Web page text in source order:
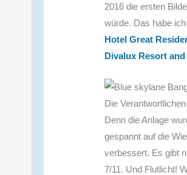
2016 die ersten
würde. Das habe
Hotel Great
Divalux Resort and
Die
Denn die Anlage
gespannt auf die
verbessert. Es gibt
7/11. Und Flutlicht!